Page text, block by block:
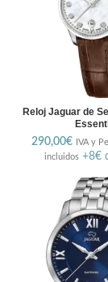
Reloj Jaguar de
290,00€
IVA y
incluidos +8€